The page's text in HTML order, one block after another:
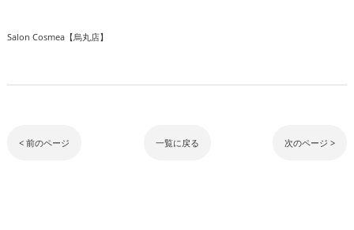
Salon Cosmea【烏丸店】
< 前のページ 一覧に戻る 次のページ >